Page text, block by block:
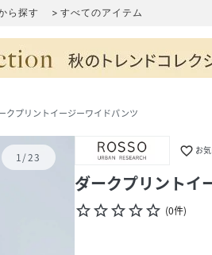
ら探す すべてのアイテム
クプリントイージーワイドパンツ
1/23 favorite_border お
ダークプリントイ
star_borderstar_borderstar_borderstar_borderstar_border (0件)